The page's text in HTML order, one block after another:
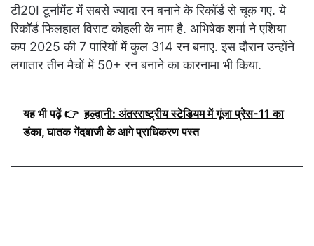
टी20I टूर्नामेंट में सबसे ज्यादा रन बनाने के रिकॉर्ड से चूक गए. ये
रिकॉर्ड फिलहाल विराट कोहली के नाम है. अभिषेक शर्मा ने एशिया
कप 2025 की 7 पारियों में कुल 314 रन बनाए. इस दौरान उन्होंने
लगातार तीन मैचों में 50+ रन बनाने का कारनामा भी किया.
यह भी पढ़ें 👉 हल्द्वानी: अंतरराष्ट्रीय स्टेडियम में गूंजा प्रेस-11 का
डंका, घातक गेंदबाजी के आगे प्राधिकरण पस्त